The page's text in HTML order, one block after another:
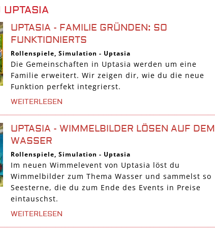
UPTASIA
UPTASIA - FAMILIE GRÜNDEN: SO
FUNKTIONIERTS
Rollenspiele, Simulation - Uptasia
Die Gemeinschaften in Uptasia werden um eine
Familie erweitert. Wir zeigen dir, wie du die neue
Funktion perfekt integrierst.
WEITERLESEN
UPTASIA - WIMMELBILDER LÖSEN AUF DEM
WASSER
Rollenspiele, Simulation - Uptasia
Im neuen Wimmelevent von Uptasia löst du
Wimmelbilder zum Thema Wasser und sammelst so
Seesterne, die du zum Ende des Events in Preise
eintauschst.
WEITERLESEN